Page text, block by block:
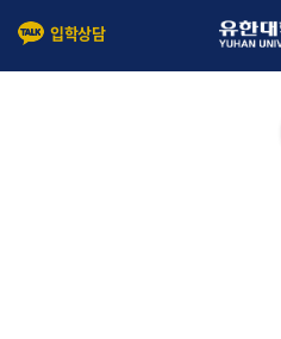
본문 바로가기 주메뉴 바로가기
입학상담